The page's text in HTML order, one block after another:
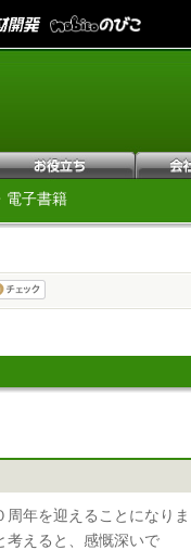
電子書籍
年を迎えることになりま
考えると、感慨深いで